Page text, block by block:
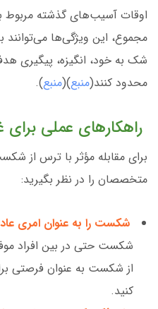
اوقات آسیب‌های گذشته
مجموع، این ویژگی‌ها می‌توانند
شک به خود، انگیزه،
محدود کنند(منبع)(منبع).
راهکارهای عملی
برای مقابله مؤثر با ترس از
متخصصان را در نظر بگیرید:
شکست را به عنوان امری
شکست حتی در بین افراد
از شکست به عنوان فرصتی
کنید.